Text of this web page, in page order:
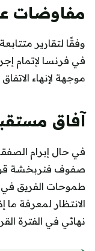
مفاوضات
وفقًا لتقارير
في فرنسا لإتمام
موجهة لإنهاء الاتفاق
آفاق
في حال إبرام
صفوف فنربخشة
طموحات الفريق في
الانتظار لمعرفة ما
نهائي في الفترة